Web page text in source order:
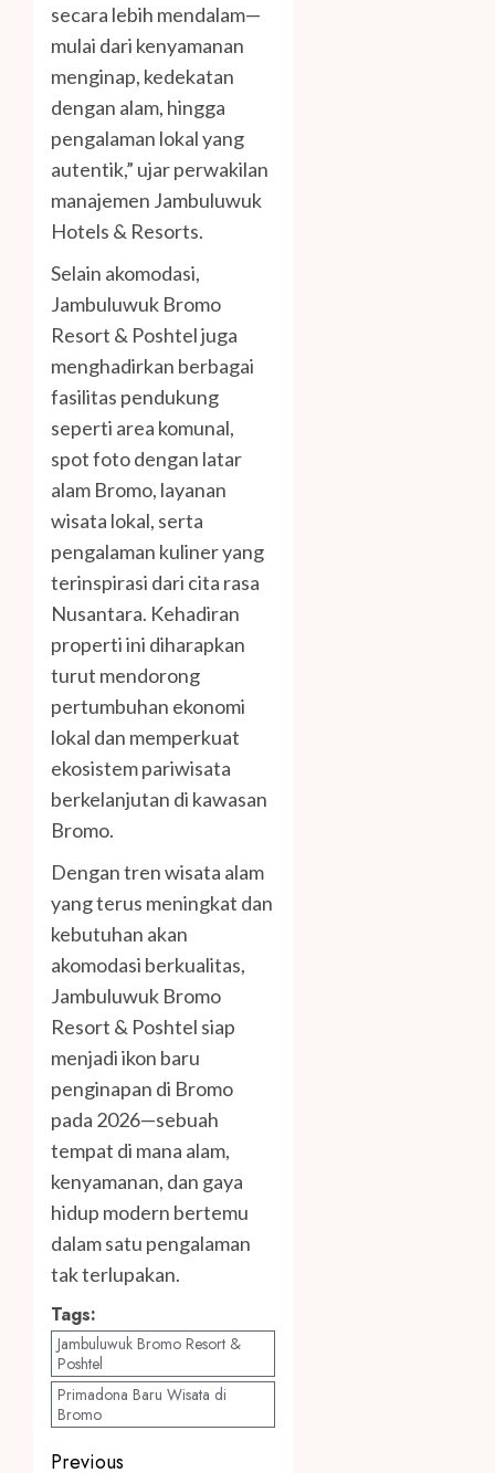
secara lebih mendalam—
mulai dari kenyamanan
menginap, kedekatan
dengan alam, hingga
pengalaman lokal yang
autentik,” ujar perwakilan
manajemen Jambuluwuk
Hotels & Resorts.
Selain akomodasi,
Jambuluwuk Bromo
Resort & Poshtel juga
menghadirkan berbagai
fasilitas pendukung
seperti area komunal,
spot foto dengan latar
alam Bromo, layanan
wisata lokal, serta
pengalaman kuliner yang
terinspirasi dari cita rasa
Nusantara. Kehadiran
properti ini diharapkan
turut mendorong
pertumbuhan ekonomi
lokal dan memperkuat
ekosistem pariwisata
berkelanjutan di kawasan
Bromo.
Dengan tren wisata alam
yang terus meningkat dan
kebutuhan akan
akomodasi berkualitas,
Jambuluwuk Bromo
Resort & Poshtel siap
menjadi ikon baru
penginapan di Bromo
pada 2026—sebuah
tempat di mana alam,
kenyamanan, dan gaya
hidup modern bertemu
dalam satu pengalaman
tak terlupakan.
Tags:
Jambuluwuk Bromo Resort &
Poshtel
Primadona Baru Wisata di
Bromo
Previous